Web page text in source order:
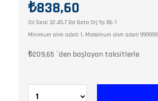
₺838,60
Oıl Seal 32.45.7 Bsl Beta Orj Yp B6-1
Minimum alım adeti 1, Maksimum alım adeti 999999
₺209,65 `den başlayan taksitlerle